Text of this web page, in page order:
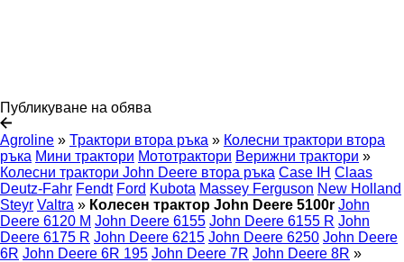
Публикуване на обява
Agroline » Трактори втора ръка » Колесни трактори втора
ръка Мини трактори Мототрактори Верижни трактори »
Колесни трактори John Deere втора ръка Case IH Claas
Deutz-Fahr Fendt Ford Kubota Massey Ferguson New Holland
Steyr Valtra » Колесен трактор John Deere 5100r John
Deere 6120 M John Deere 6155 John Deere 6155 R John
Deere 6175 R John Deere 6215 John Deere 6250 John Deere
6R John Deere 6R 195 John Deere 7R John Deere 8R »